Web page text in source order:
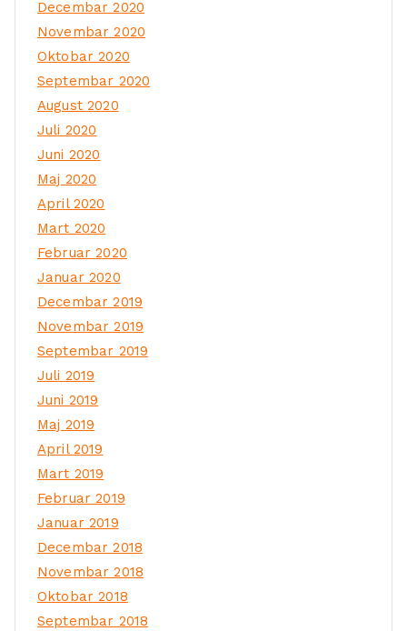
Decembar 2020
Novembar 2020
Oktobar 2020
Septembar 2020
August 2020
Juli 2020
Juni 2020
Maj 2020
April 2020
Mart 2020
Februar 2020
Januar 2020
Decembar 2019
Novembar 2019
Septembar 2019
Juli 2019
Juni 2019
Maj 2019
April 2019
Mart 2019
Februar 2019
Januar 2019
Decembar 2018
Novembar 2018
Oktobar 2018
Septembar 2018